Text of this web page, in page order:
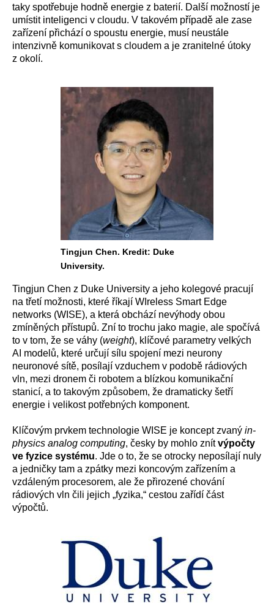
taky spotřebuje hodně energie z baterií. Další možností je
umístit inteligenci v cloudu. V takovém případě ale zase
zařízení přichází o spoustu energie, musí neustále
intenzivně komunikovat s cloudem a je zranitelné útoky
z okolí.
Tingjun Chen. Kredit: Duke
University.
Tingjun Chen z Duke University a jeho kolegové pracují
na třetí možnosti, které říkají WIreless Smart Edge
networks (WISE), a která obchází nevýhody obou
zmíněných přístupů. Zní to trochu jako magie, ale spočívá
to v tom, že se váhy (weight), klíčové parametry velkých
AI modelů, které určují sílu spojení mezi neurony
neuronové sítě, posílají vzduchem v podobě rádiových
vln, mezi dronem či robotem a blízkou komunikační
stanicí, a to takovým způsobem, že dramaticky šetří
energie i velikost potřebných komponent.
Klíčovým prvkem technologie WISE je koncept zvaný in-
physics analog computing, česky by mohlo znítvýpočty
ve fyzice systému. Jde o to, že se otrocky neposílají nuly
a jedničky tam a zpátky mezi koncovým zařízením a
vzdáleným procesorem, ale že přirozené chování
rádiových vln čili jejich „fyzika,“ cestou zařídí část
výpočtů.